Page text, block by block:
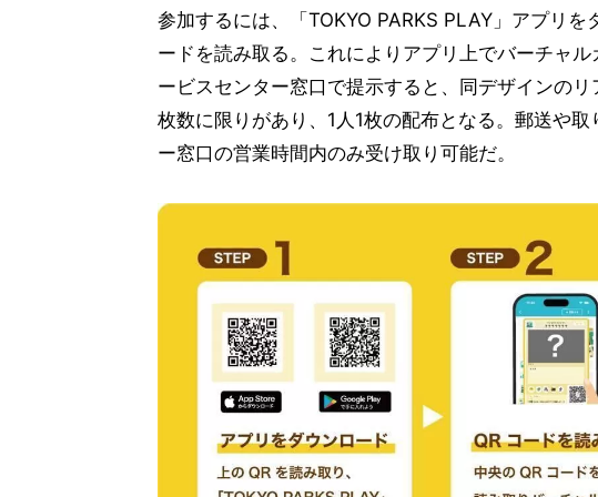
参加するには、「TOKYO PARKS PLAY」アプリ
ードを読み取る。これによりアプリ上でバーチャ
ービスセンター窓口で提示すると、同デザインの
枚数に限りがあり、1人1枚の配布となる。郵送や
ー窓口の営業時間内のみ受け取り可能だ。